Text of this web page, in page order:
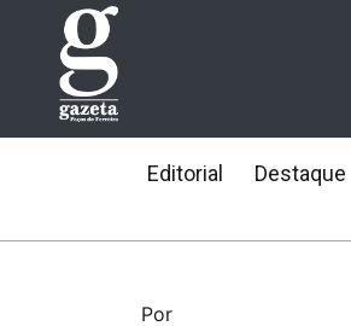
Editorial Destaque
Por